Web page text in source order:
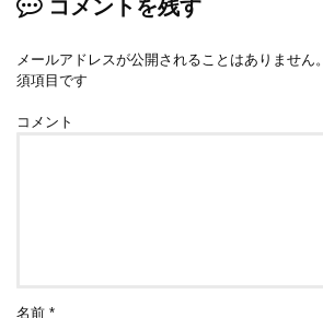
コメントを残す
メールアドレスが公開されることはありません。
須項目です
コメント
名前*